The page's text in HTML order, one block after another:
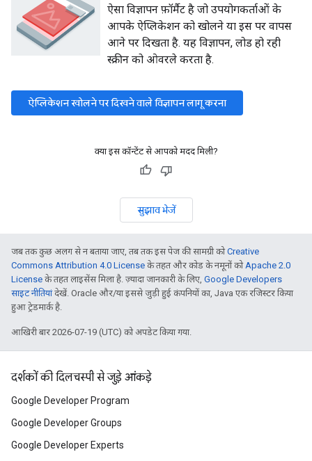
ऐसा विज्ञापन फ़ॉर्मैट है जो उपयोगकर्ताओं के
आपके ऐप्लिकेशन को खोलने या इस पर वापस
आने पर दिखता है. यह विज्ञापन, लोड हो रही
स्क्रीन को ओवरले करता है.
ऐप्लिकेशन खोलने पर दिखने वाले विज्ञापन लागू करना
क्या इस कॉन्टेंट से आपको मदद मिली?
सुझाव भेजें
जब तक कुछ अलग से न बताया जाए, तब तक इस पेज की सामग्री कोCreative
Commons Attribution 4.0 License के तहत और कोड के नमूनों कोApache 2.0
License के तहत लाइसेंस मिला है. ज़्यादा जानकारी के लिए, Google Developers
साइट नीतियांदेखें. Oracle और/या इससे जुड़ी हुई कंपनियों का, Java एक रजिस्टर किया
हुआ ट्रेडमार्क है.
आखिरी बार 2026-07-19 (UTC) को अपडेट किया गया.
दर्शकों की दिलचस्पी से जुड़े आंकड़े
Google Developer Program
Google Developer Groups
Google Developer Experts